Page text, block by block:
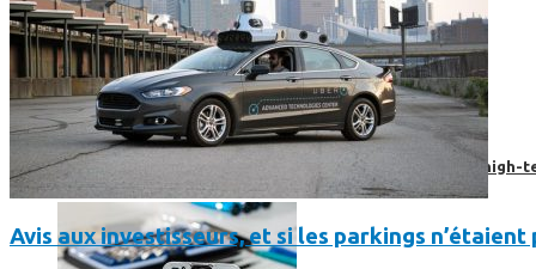
Prendre une extension de garantie pour vos appareils high-
Avis aux investisseurs, et si les parkings